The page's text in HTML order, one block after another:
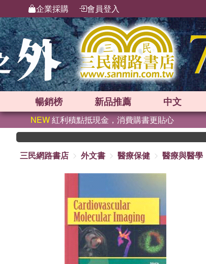
企業採購 會員登入
暢銷榜 新品推薦 中文
NEW紅利積點抵現金，消費購書更貼心
三民網路書店
外文書 醫療保健 醫療與醫學